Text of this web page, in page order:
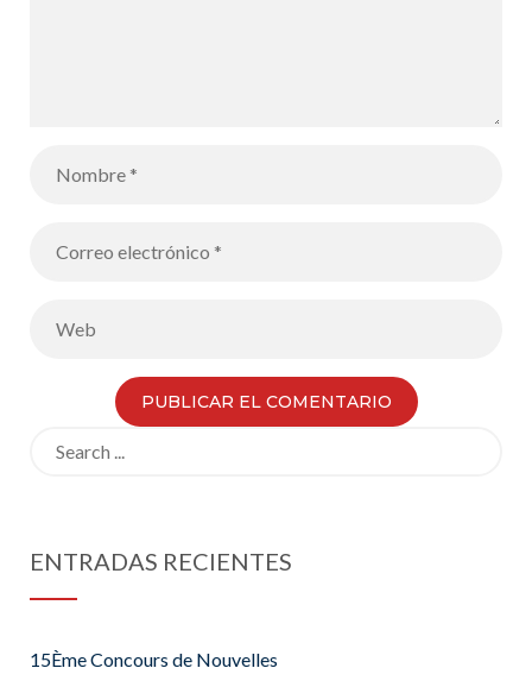
ENTRADAS RECIENTES
15Ème Concours de Nouvelles